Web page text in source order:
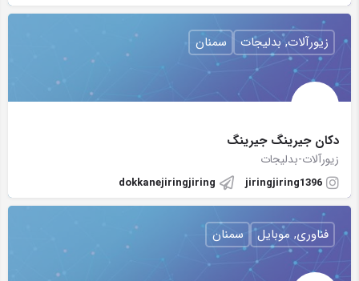
دکان جیرینگ جیرینگ
زیورآلات-بدلیجات
jiringjiring1396
dokkanejiringjiring
زیورآلات, بدلیجات سمنان
فناوری, موبایل سمنان